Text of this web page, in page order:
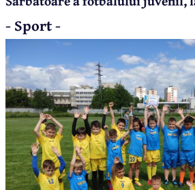
- Sport -